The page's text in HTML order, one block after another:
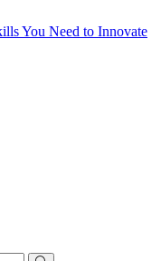
You Need to Innovate